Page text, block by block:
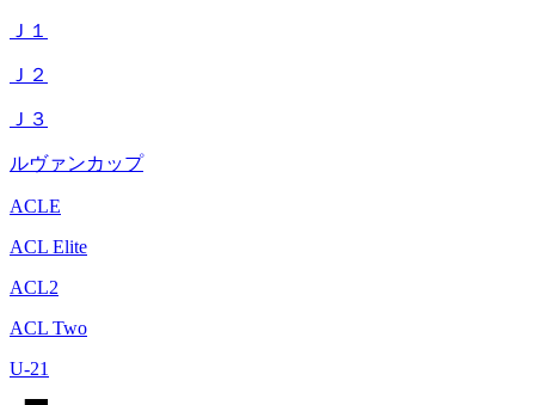
Ｊ１
Ｊ２
Ｊ３
ルヴァンカップ
ACLE
ACL Elite
ACL2
ACL Two
U-21